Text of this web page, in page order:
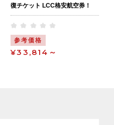
復チケット LCC格安航空券！
参考価格
¥33,814～